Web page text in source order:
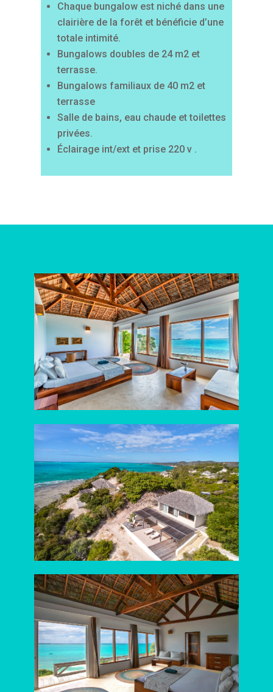
Chaque bungalow est niché dans une
clairière de la forêt et bénéficie d’une
totale intimité.
Bungalows doubles de 24 m2 et
terrasse.
Bungalows familiaux de 40 m2 et
terrasse
Salle de bains, eau chaude et toilettes
privées.
Éclairage int/ext et prise 220 v .